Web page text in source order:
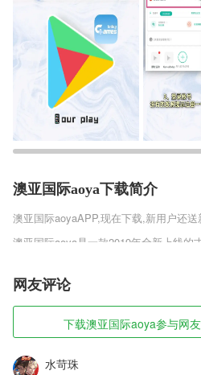
澳亚国际aoya下载简介
澳亚国际aoyaAPP,现在下载,新用户还送
澳亚国际aoya是一款2019年全新上线的
模拟古代当官生活，让你体验做一回官
听的背景音乐，让你能更快的融入游戏
0.1里有很高的自由度，玩家可以当一朝
玩家可以来趣趣手游网下载。
澳亚国际aoya软件特色
1,v3版本
网友评论
下载澳亚国际aoya参与网
水苛珠